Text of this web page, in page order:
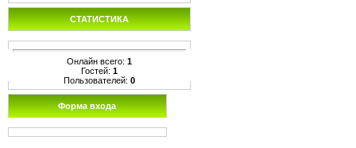
СТАТИСТИКА
Онлайн всего: 1
Гостей: 1
Пользователей: 0
Форма входа